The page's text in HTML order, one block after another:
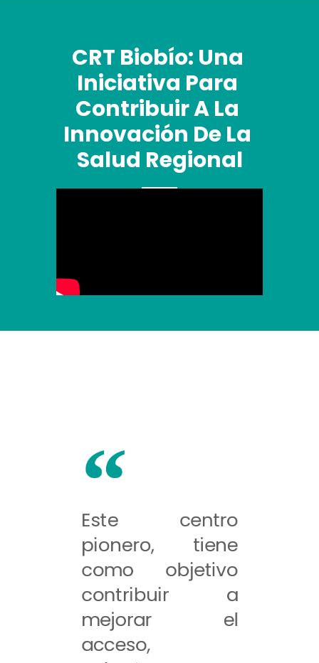
CRT Biobío: Una
Iniciativa Para
Contribuir A La
Innovación De La
Salud Regional
Este centro
pionero, tiene
como objetivo
contribuir a
mejorar el
acceso,